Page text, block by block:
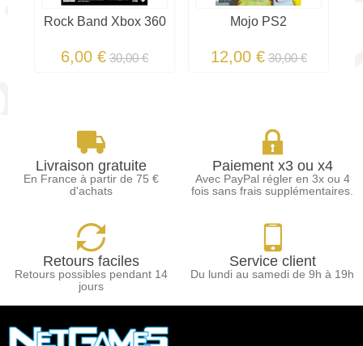
Rock Band Xbox 360
6,00 € 30,00 €
Mojo PS2
12,00 € 30,00 €
Livraison gratuite
En France à partir de 75 €
d'achats
Paiement x3 ou x4
Avec PayPal régler en 3x ou 4
fois sans frais supplémentaires.
Retours faciles
Retours possibles pendant 14
jours
Service client
Du lundi au samedi de 9h à 19h